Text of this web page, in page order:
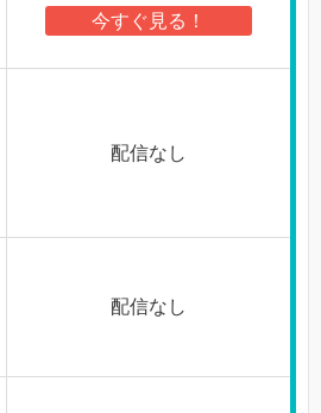
今すぐ見る！
配信なし
配信なし